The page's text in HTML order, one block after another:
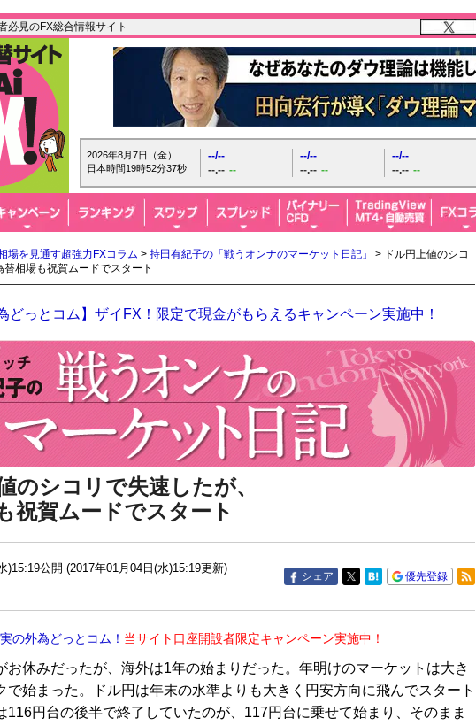
必見のFX総合情報サイト
2026年8月7日（金）
日本時間19時52分38秒
--/--
--.-- --
--/--
--.-- --
--/--
--.-- --
場を見通す超強力FXコラム > 持田有紀子の「戦うオンナのマーケット日記」
> ドル円上値のシコ
替相場も祝賀ムードでスタート
どっとコム】ザイFX！限定で現金がもらえるキャンペーン実施中！
のシコリで失速したが、
祝賀ムードでスタート
)15:19公開 (2017年01月04日(水)15:19更新)
シェア 優先登録
の外為どっとコム！ 当サイト口座開設者限定キャンペーン実施中！
休みだったが、海外は1年の始まりだった。年明けのマーケットは大き
で始まった。ドル円は年末の水準よりも大きく円安方向に飛んでスタート
116円台の後半で終了していたのが、117円台に乗せて始まり、そのまま